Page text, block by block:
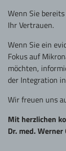
Wenn Sie
Ihr Vertrauen.
Wenn Sie ein
Fokus auf
möchten,
der Integration
Wir freuen uns
Mit herzlichen
Dr. med. Werner